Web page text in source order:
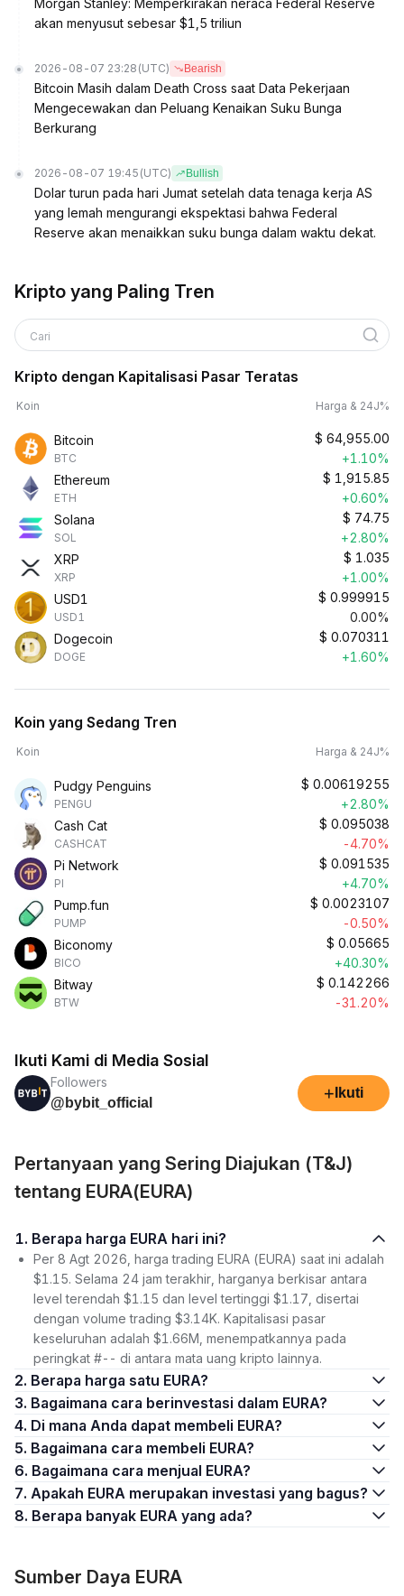
Morgan Stanley: Memperkirakan neraca Federal Reserve
akan menyusut sebesar $1,5 triliun
2026-08-07 23:28 (UTC) Bearish
Bitcoin Masih dalam Death Cross saat Data Pekerjaan
Mengecewakan dan Peluang Kenaikan Suku Bunga
Berkurang
2026-08-07 19:45 (UTC) Bullish
Dolar turun pada hari Jumat setelah data tenaga kerja AS
yang lemah mengurangi ekspektasi bahwa Federal
Reserve akan menaikkan suku bunga dalam waktu dekat.
Kripto yang Paling Tren
Cari
Kripto dengan Kapitalisasi Pasar Teratas
Koin Harga & 24J%
Bitcoin
BTC
$ 64,955.00
+1.10%
Ethereum
ETH
$ 1,915.85
+0.60%
Solana
SOL
$ 74.75
+2.80%
XRP
XRP
$ 1.035
+1.00%
USD1
USD1
$ 0.999915
0.00%
Dogecoin
DOGE
$ 0.070311
+1.60%
Koin yang Sedang Tren
Koin Harga & 24J%
Pudgy Penguins
PENGU
$ 0.00619255
+2.80%
Cash Cat
CASHCAT
$ 0.095038
-4.70%
Pi Network
PI
$ 0.091535
+4.70%
Pump.fun
PUMP
$ 0.0023107
-0.50%
Biconomy
BICO
$ 0.05665
+40.30%
Bitway
BTW
$ 0.142266
-31.20%
Ikuti Kami di Media Sosial
Followers
@bybit_official
+ Ikuti
Pertanyaan yang Sering Diajukan (T&J)
tentang EURA(EURA)
1. Berapa harga EURA hari ini?
Per 8 Agt 2026, harga trading EURA (EURA) saat ini adalah
$1.15. Selama 24 jam terakhir, harganya berkisar antara
level terendah $1.15 dan level tertinggi $1.17, disertai
dengan volume trading $3.14K. Kapitalisasi pasar
keseluruhan adalah $1.66M, menempatkannya pada
peringkat #-- di antara mata uang kripto lainnya.
2. Berapa harga satu EURA?
3. Bagaimana cara berinvestasi dalam EURA?
4. Di mana Anda dapat membeli EURA?
5. Bagaimana cara membeli EURA?
6. Bagaimana cara menjual EURA?
7. Apakah EURA merupakan investasi yang bagus?
8. Berapa banyak EURA yang ada?
Sumber Daya EURA